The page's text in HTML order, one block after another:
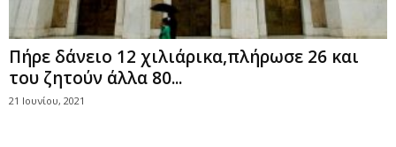
Πήρε δάνειο 12 χιλιάρικα,πλήρωσε 26 και
του ζητούν άλλα 80...
21 Ιουνίου, 2021